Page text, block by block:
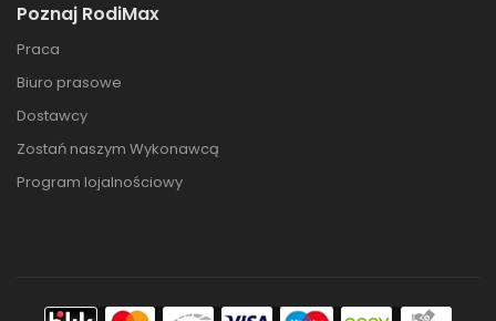
Poznaj RodiMax
Praca
Biuro prasowe
Dostawcy
Zostań naszym Wykonawcą
Program lojalnościowy